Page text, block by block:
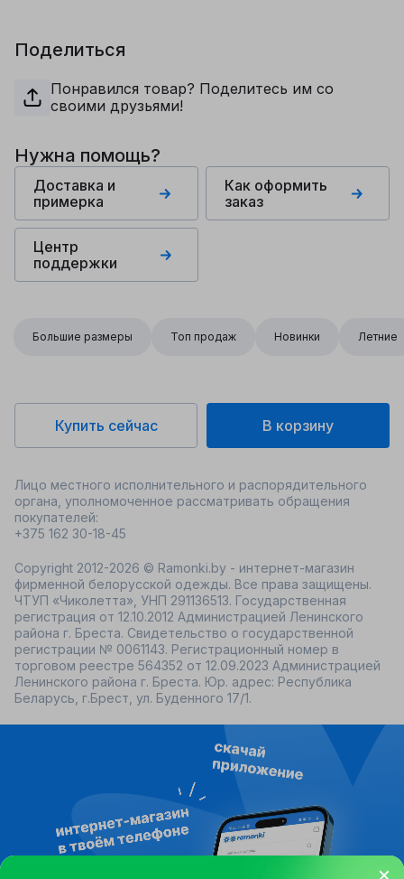
Поделиться
Понравился товар? Поделитесь им со
своими друзьями!
Нужна помощь?
Доставка и
примерка
Как оформить
заказ
Центр
поддержки
Большие размеры Топ продаж Новинки Летние
Купить сейчас В корзину
Лицо местного исполнительного и распорядительного
органа, уполномоченное рассматривать обращения
покупателей:
+375 162 30-18-45
Copyright 2012-2026 © Ramonki.by - интернет-магазин
фирменной белорусской одежды. Все права защищены.
ЧТУП «Чиколетта», УНП 291136513. Государственная
регистрация от 12.10.2012 Администрацией Ленинского
района г. Бреста. Свидетельство о государственной
регистрации № 0061143. Регистрационный номер в
торговом реестре 564352 от 12.09.2023 Администрацией
Ленинского района г. Бреста. Юр. адрес: Республика
Беларусь, г.Брест, ул. Буденного 17/1.